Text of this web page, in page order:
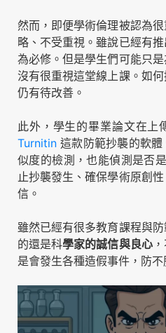
然而，即便學術倫理被認為
略、不受重視。雖說已經有
為必修。但是學生們可能只
沒有很重視這堂線上課。如
仍有待改善。
此外，學生的畢業論文在上
Turnitin 這款防範抄襲的軟
似度的檢測，也能偵測是否
止抄襲發生、確保學術原創
信。
雖然已經有很多教育課程與
的還是科學家的誠信與良心
是會發生各種造假事件，防不